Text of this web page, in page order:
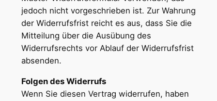
jedoch nicht vorgeschrieben ist. Zur Wahrung
der Widerrufsfrist reicht es aus, dass Sie die
Mitteilung über die Ausübung des
Widerrufsrechts vor Ablauf der Widerrufsfrist
absenden.
Folgen des Widerrufs
Wenn Sie diesen Vertrag widerrufen, haben